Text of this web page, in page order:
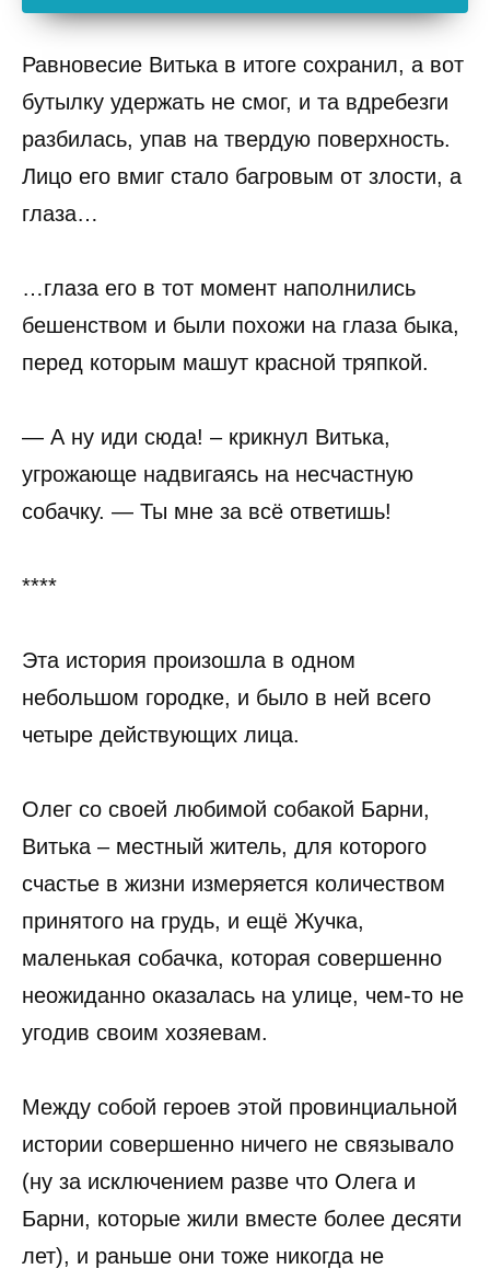
Равновесие Витька в итоге сохранил, а вот
бутылку удержать не смог, и та вдребезги
разбилась, упав на твердую поверхность.
Лицо его вмиг стало багровым от злости, а
глаза…
…глаза его в тот момент наполнились
бешенством и были похожи на глаза быка,
перед которым машут красной тряпкой.
— А ну иди сюда! – крикнул Витька,
угрожающе надвигаясь на несчастную
собачку. — Ты мне за всё ответишь!
****
Эта история произошла в одном
небольшом городке, и было в ней всего
четыре действующих лица.
Олег со своей любимой собакой Барни,
Витька – местный житель, для которого
счастье в жизни измеряется количеством
принятого на грудь, и ещё Жучка,
маленькая собачка, которая совершенно
неожиданно оказалась на улице, чем-то не
угодив своим хозяевам.
Между собой героев этой провинциальной
истории совершенно ничего не связывало
(ну за исключением разве что Олега и
Барни, которые жили вместе более десяти
лет), и раньше они тоже никогда не